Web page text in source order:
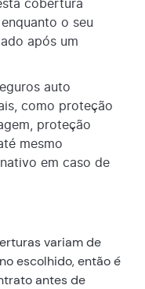
o seu
após um
auto
como proteção
proteção
mesmo
em caso de
variam de
escolhido, então é
antes de